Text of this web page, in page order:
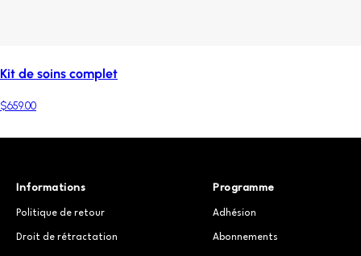
Kit de soins complet
$659.00
Informations
Politique de retour
Droit de rétractation
Programme
Adhésion
Abonnements